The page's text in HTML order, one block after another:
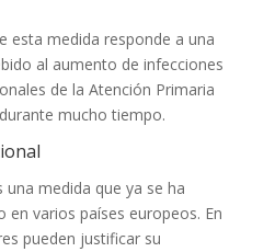
esta medida responde a una
al aumento de infecciones
de la Atención Primaria
mucho tiempo.
una medida que ya se ha
varios países europeos. En
pueden justificar su